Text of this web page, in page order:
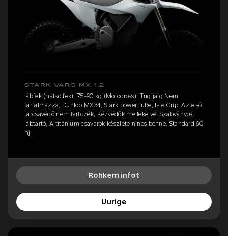
STARK VARG MX 1.2
lábfék (hátsó fék), 75-90 kg (Motocross), Tugijalg Nem
tartalmazza, Dunlop MX34, Stark power tube, Iste Grip, Az első
tárcsavédő nem tartozék, Kézvédők mellékelve, Szabványos
lábtartó, A titánium csavarok készlete nincs benne, Standard 60
hj
Rohkem infot
Uurige